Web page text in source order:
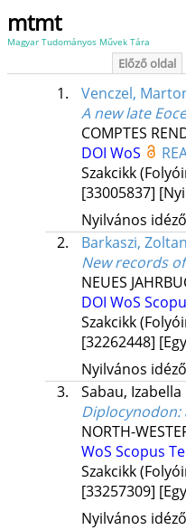
mtmt
Magyar Tudományos Művek Tára
Előző oldal
1. Venczel,
A new late
COMPTES
DOI WoS
Szakcikk
[33005837]
Nyilvános
2.
Barkaszi, Zoltan
New records
NEUES
DOI WoS
Szakcikk
[32262448]
Nyilvános
3.
Sabau,
Diplocynodon:
NORTH-
WoS Scopus
Szakcikk
[33257309]
Nyilvános